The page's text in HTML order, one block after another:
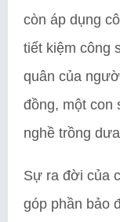
còn áp dụng
tiết kiệm công
quân của
đồng, một con
nghề trồng
Sự ra đời của
góp phần bảo